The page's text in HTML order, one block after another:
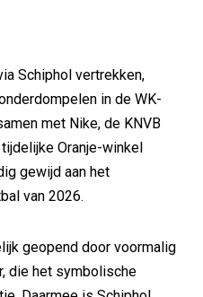
Schiphol vertrekken,
in de WK-
met Nike, de KNVB
Oranje-winkel
gewijd aan het
van 2026.
geopend door voormalig
die het symbolische